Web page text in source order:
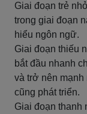
Giai đoạn trẻ
trong giai đoạn
hiểu ngôn ngữ.
Giai đoạn thiếu
bắt đầu nhanh
và trở nên
cũng phát triển.
Giai đoạn thanh